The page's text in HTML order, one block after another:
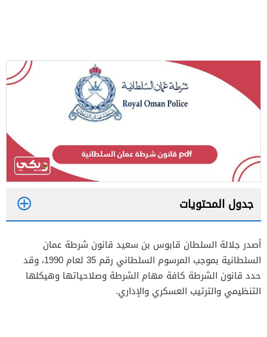
جدول المحتويات
أصدر جلالة السلطان قابوس بن سعيد قانون شرطة عمان
السلطانية بموجب المرسوم السلطاني رقم 35 لعام 1990، وقد
حدد قانون الشرطة كافة مهام الشرطة وصلاحياتها وهيكلها
التنظيمي والترتيب العسكري والإداري.